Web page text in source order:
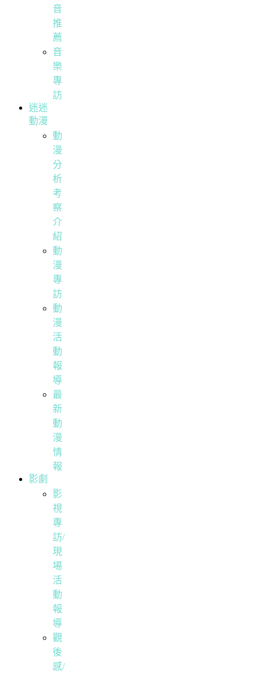
音
推
薦
音
樂
專
訪
迷迷
動漫
動
漫
分
析
考
察
介
紹
動
漫
專
訪
動
漫
活
動
報
導
最
新
動
漫
情
報
影劇
影
視
專
訪/
現
場
活
動
報
導
觀
後
感/